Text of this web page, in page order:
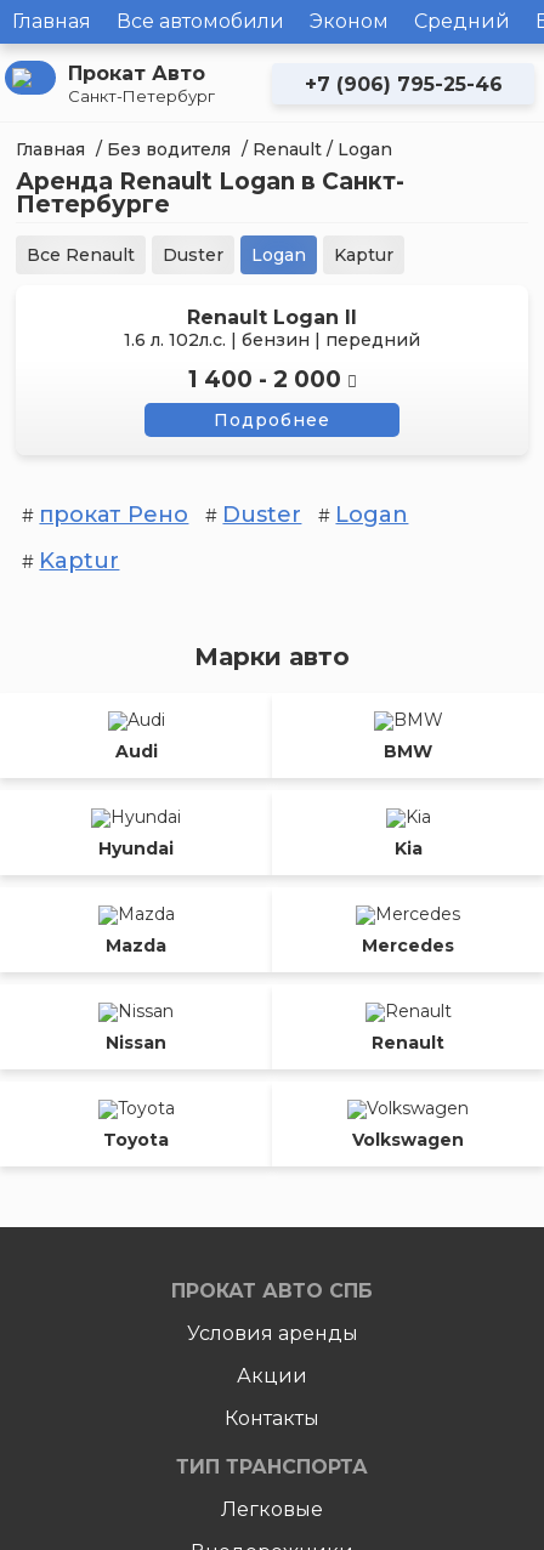
Главная Все автомобили Эконом Средний
Прокат Авто
Санкт-Петербург +7 (906) 795-25-46
Главная / Без водителя / Renault / Logan
Аренда Renault Logan в Санкт-
Петербурге
Все Renault Duster Logan Kaptur
Renault Logan II
1.6 л. 102л.с. | бензин | передний
1 400 - 2 000
Подробнее
# прокат Рено # Duster # Logan
# Kaptur
Марки авто
Audi BMW
Hyundai Kia
Mazda Mercedes
Nissan Renault
Toyota Volkswagen
ПРОКАТ АВТО СПБ
Условия аренды
Акции
Контакты
ТИП ТРАНСПОРТА
Легковые